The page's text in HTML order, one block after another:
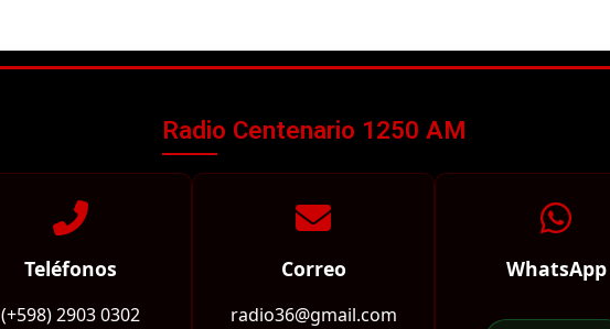
Radio Centenario 1250 AM
Teléfonos
(+598) 2903 0302
Correo
radio36@gmail.com
WhatsApp